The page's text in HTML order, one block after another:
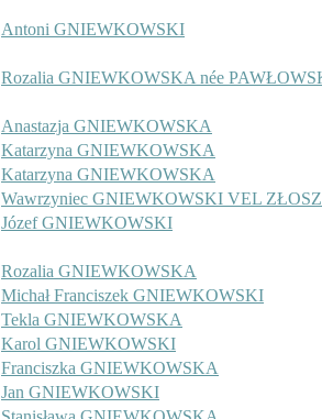
Antoni GNIEWKOWSKI
Rozalia GNIEWKOWSKA née
Anastazja GNIEWKOWSKA
Katarzyna GNIEWKOWSKA
Katarzyna GNIEWKOWSKA
Wawrzyniec GNIEWKOWSKI VEL
Józef GNIEWKOWSKI
Rozalia GNIEWKOWSKA
Michał Franciszek GNIEWKOWSKI
Tekla GNIEWKOWSKA
Karol GNIEWKOWSKI
Franciszka GNIEWKOWSKA
Jan GNIEWKOWSKI